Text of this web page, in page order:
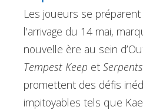
Les joueurs se
l’arrivage du 14 mai,
nouvelle ère au sein
Tempest Keep et
promettent des défis
impitoyables tels que